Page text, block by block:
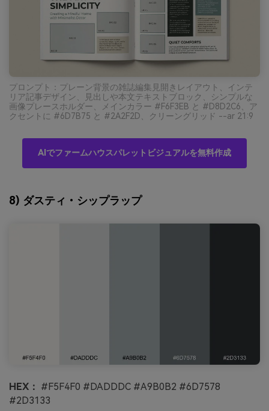
プロンプト：プレーン背景の雑誌編集見開きレイアウト、インテ
リア記事デザイン、見出しや本文テキストブロック、シンプルな
画像プレースホルダー、メインカラー #F6F3EB と #D8D2C6、ア
クセントに #6D7B75 と #2A2F2D、クリーングリッド --ar 21:9
AIでファームハウスパレットビジュアルを無料作成
8) ダスティ・シップラップ
HEX： #F5F4F0 #DADDDC #A9B0B2 #6D7578
#2D3133